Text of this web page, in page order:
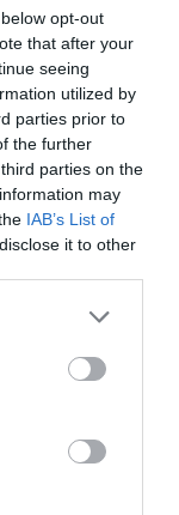
opt-out
that after your
seeing
utilized by
parties prior to
the further
parties on the
may
IAB’s List of
it to other